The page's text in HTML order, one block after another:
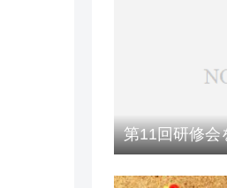
第11回研修会